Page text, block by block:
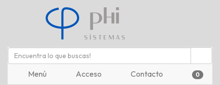
Menú Acceso Contacto 0